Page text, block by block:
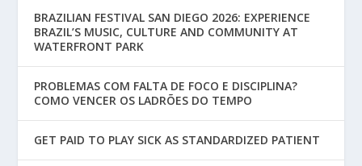
BRAZILIAN FESTIVAL SAN DIEGO 2026: EXPERIENCE
BRAZIL’S MUSIC, CULTURE AND COMMUNITY AT
WATERFRONT PARK
PROBLEMAS COM FALTA DE FOCO E DISCIPLINA?
COMO VENCER OS LADRÕES DO TEMPO
GET PAID TO PLAY SICK AS STANDARDIZED PATIENT